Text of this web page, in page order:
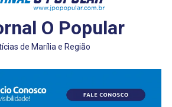
O Popular
de Marília e Região